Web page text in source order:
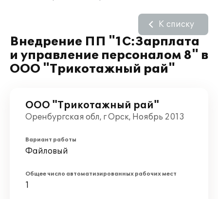
Внедрение ПП "1С:Зарплата
и управление персоналом 8" в
ООО "Трикотажный рай"
К списку
ООО "Трикотажный рай"
Оренбургская обл, г Орск, Ноябрь 2013
Вариант работы
Файловый
Общее число автоматизированных рабочих мест
1